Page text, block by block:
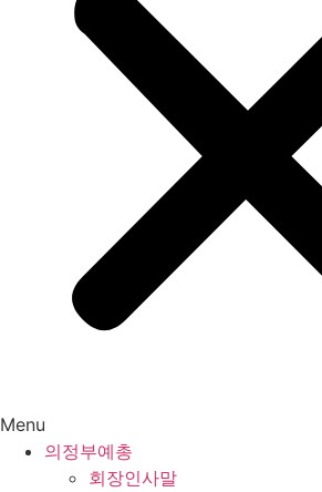
Menu
의정부예총
회장인사말